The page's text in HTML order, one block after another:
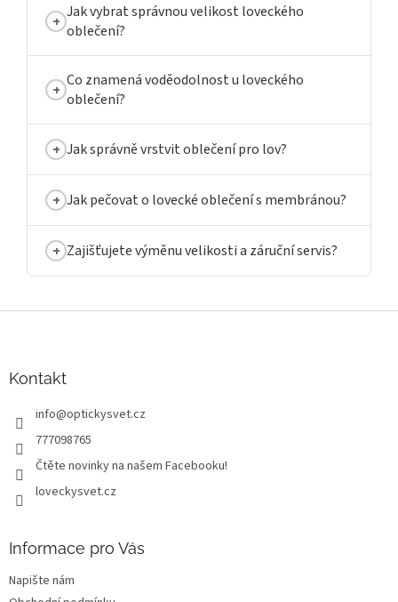
Jak vybrat správnou velikost loveckého
oblečení?
Co znamená voděodolnost u loveckého
oblečení?
Jak správně vrstvit oblečení pro lov?
Jak pečovat o lovecké oblečení s membránou?
Zajišťujete výměnu velikosti a záruční servis?
Kontakt
info@optickysvet.cz
777098765
Čtěte novinky na našem Facebooku!
loveckysvet.cz
Informace pro Vás
Napište nám